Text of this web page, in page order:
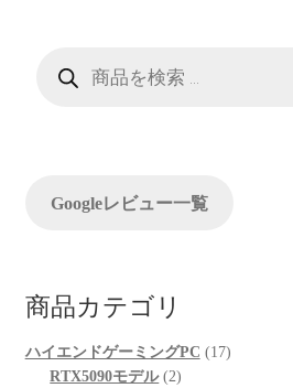
ー
ンGoogleレビュー一覧
商品カテゴリ
ハイエンドゲーミングPC 1717
RTX5090モデル 22